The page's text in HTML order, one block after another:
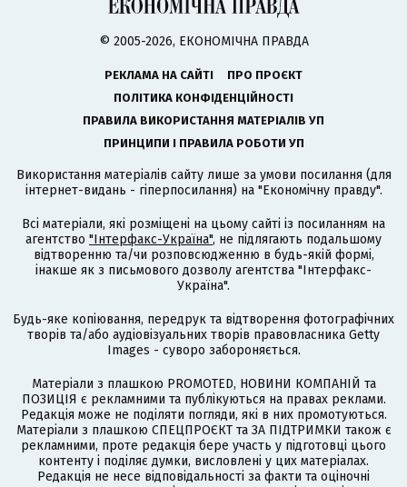
© 2005-2026, ЕКОНОМІЧНА ПРАВДА
РЕКЛАМА НА САЙТІ
ПРО ПРОЄКТ
ПОЛІТИКА КОНФІДЕНЦІЙНОСТІ
ПРАВИЛА ВИКОРИСТАННЯ МАТЕРІАЛІВ УП
ПРИНЦИПИ І ПРАВИЛА РОБОТИ УП
Використання матеріалів сайту лише за умови посилання (для
інтернет-видань - гіперпосилання) на "Економічну правду".
Всі матеріали, які розміщені на цьому сайті із посиланням на
агентство "Інтерфакс-Україна", не підлягають подальшому
відтворенню та/чи розповсюдженню в будь-якій формі,
інакше як з письмового дозволу агентства "Інтерфакс-
Україна".
Будь-яке копіювання, передрук та відтворення фотографічних
творів та/або аудіовізуальних творів правовласника Getty
Images - суворо забороняється.
Матеріали з плашкою PROMOTED, НОВИНИ КОМПАНІЙ та
ПОЗИЦІЯ є рекламними та публікуються на правах реклами.
Редакція може не поділяти погляди, які в них промотуються.
Матеріали з плашкою СПЕЦПРОЄКТ та ЗА ПІДТРИМКИ також є
рекламними, проте редакція бере участь у підготовці цього
контенту і поділяє думки, висловлені у цих матеріалах.
Редакція не несе відповідальності за факти та оціночні